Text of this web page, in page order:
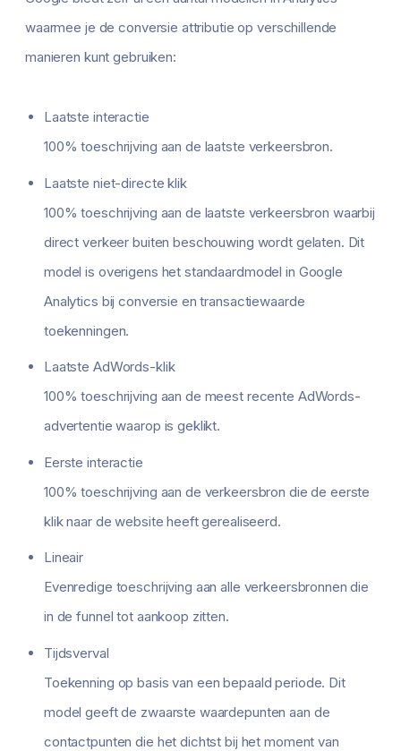
waarmee je de conversie attributie op verschillende
manieren kunt gebruiken:
Laatste interactie
100% toeschrijving aan de laatste verkeersbron.
Laatste niet-directe klik
100% toeschrijving aan de laatste verkeersbron waarbij
direct verkeer buiten beschouwing wordt gelaten. Dit
model is overigens het standaardmodel in Google
Analytics bij conversie en transactiewaarde
toekenningen.
Laatste AdWords-klik
100% toeschrijving aan de meest recente AdWords-
advertentie waarop is geklikt.
Eerste interactie
100% toeschrijving aan de verkeersbron die de eerste
klik naar de website heeft gerealiseerd.
Lineair
Evenredige toeschrijving aan alle verkeersbronnen die
in de funnel tot aankoop zitten.
Tijdsverval
Toekenning op basis van een bepaald periode. Dit
model geeft de zwaarste waardepunten aan de
contactpunten die het dichtst bij het moment van